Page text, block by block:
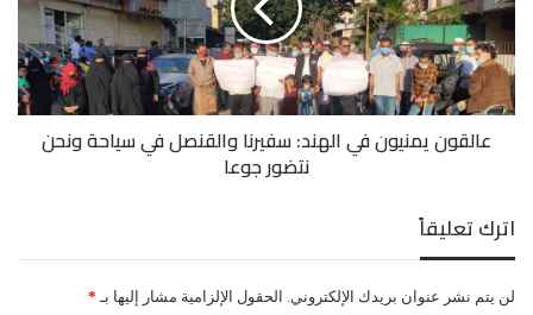
سفيرنا
والقنصل
في
سياحة
ونحن
نتضورعالقون يمنيون في الهند: سفيرنا والقنصل في سياحة ونحن
نتضور جوعا
اترك تعليقاً
لن يتم نشر عنوان بريدك الإلكتروني. الحقول الإلزامية مشار إليها بـ *